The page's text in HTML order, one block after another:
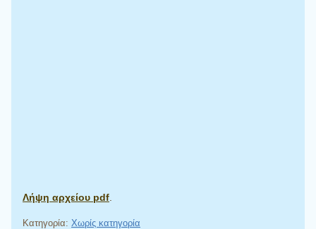
Λήψη αρχείου pdf
Κατηγορία: Χωρίς κατηγορία